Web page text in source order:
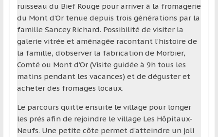
ruisseau du Bief Rouge pour arriver à la fromagerie
du Mont d’Or tenue depuis trois générations par la
famille Sancey Richard. Possibilité de visiter la
galerie vitrée et aménagée racontant l’histoire de
la famille, d’observer la fabrication de Morbier,
Comté ou Mont d’Or (Visite guidée à 9h tous les
matins pendant les vacances) et de déguster et
acheter des fromages locaux.
Le parcours quitte ensuite le village pour longer
les prés afin de rejoindre le village Les Hôpitaux-
Neufs. Une petite côte permet d’atteindre un joli